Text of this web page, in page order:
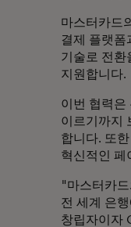
마스터카드
결제 플랫폼
기술로 전환
지원합니다.
이번 협력은
이르기까지
합니다. 또
혁신적인 페
"마스터카
전 세계 은
창립자이자